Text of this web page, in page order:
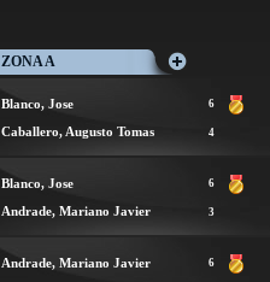
ZONA A
Blanco, Jose 6
Caballero, Augusto Tomas 4
Blanco, Jose 6
Andrade, Mariano Javier 3
Andrade, Mariano Javier 6